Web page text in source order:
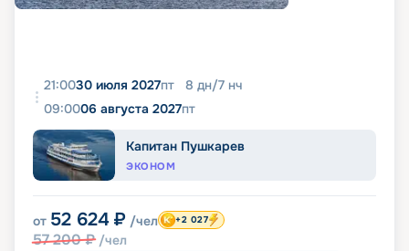
21:0030 июля 2027пт 8 дн/7 нч
09:0006 августа 2027пт
Капитан Пушкарев
ЭКОНОМ
от 52 624 ₽ /чел
57 200₽ /чел
+2 027